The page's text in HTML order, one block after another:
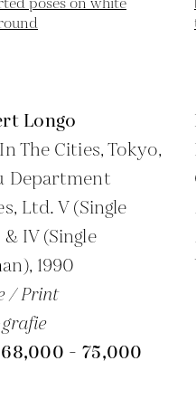
Longo
The Cities, Tokyo,
Department
Ltd. V (Single
IV (Single
1990
/ Print
68,000 - 75,000